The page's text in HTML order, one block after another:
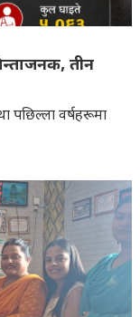
तीन
पछिल्ला वर्षहरूमा